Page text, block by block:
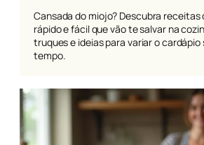
Cansada do miojo? Descubra receitas
rápido e fácil que vão te salvar na
truques e ideias para variar o cardápio
tempo.